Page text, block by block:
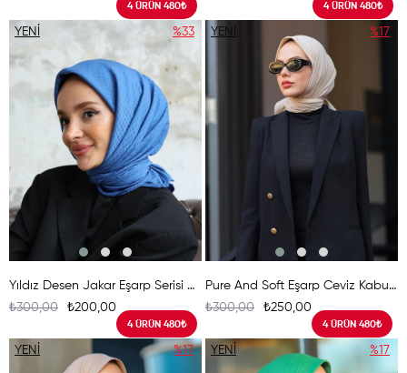
4 ÜRÜN 480₺ 4 ÜRÜN 480₺
Yıldız Desen Jakar Eşarp Serisi Saks
₺200,00
₺300,00
4 ÜRÜN 480₺
%33
YENI
ÜRÜN
Pure And Soft Eşarp Ceviz Kabuğu
₺250,00
₺300,00
4 ÜRÜN 480₺
%17
YENI
%17
YENI
%17
YENI